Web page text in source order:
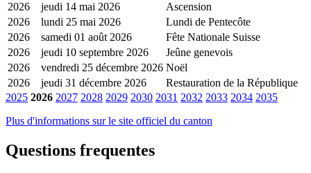
2026
jeudi 14 mai 2026
Ascension
2026
lundi 25 mai 2026
Lundi de Pentecôte
2026
samedi 01 août 2026
Fête Nationale Suisse
2026
jeudi 10 septembre 2026
Jeûne genevois
2026
vendredi 25 décembre 2026 Noël
2026
jeudi 31 décembre 2026
Restauration de la République
2025 2026 2027 2028 2029 2030 2031 2032 2033 2034 2035
Plus d'informations sur le site officiel du canton
Questions frequentes